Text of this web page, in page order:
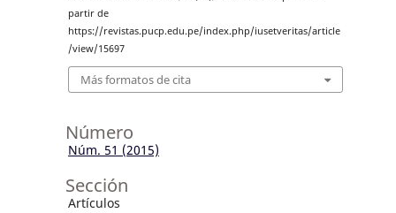
partir de
https://revistas.pucp.edu.pe/index.php/iusetveritas/article
/view/15697
Más formatos de cita
Número
Núm. 51 (2015)
Sección
Artículos